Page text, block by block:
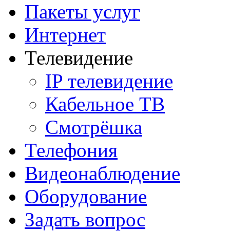
Пакеты услуг
Интернет
Телевидение
IP телевидение
Кабельное ТВ
Смотрёшка
Телефония
Видеонаблюдение
Оборудование
Задать вопрос